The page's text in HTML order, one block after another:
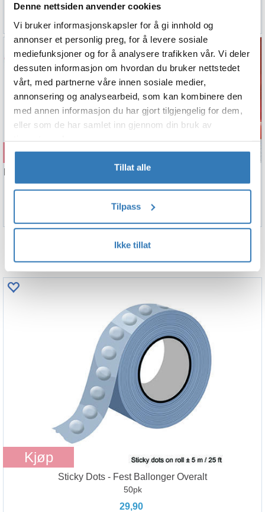
Denne nettsiden anvender cookies
Vi bruker informasjonskapsler for å gi innhold og
annonser et personlig preg, for å levere sosiale
mediefunksjoner og for å analysere trafikken vår. Vi deler
dessuten informasjon om hvordan du bruker nettstedet
vårt, med partnerne våre innen sosiale medier,
annonsering og analysearbeid, som kan kombinere den
med annen informasjon du har gjort tilgjengelig for dem,
eller som de har samlet inn gjennom din bruk av
Tillat alle
Tilpass
Ikke tillat
89,90
Kjøp
Paw Patrol - Skye And Everest
1 Flaggbanner (9 flagg)
Kjøp
33cm - 20pk
TILBEHØR
Kjøp
Sticky Dots - Fest Ballonger Overalt
50pk
29,90